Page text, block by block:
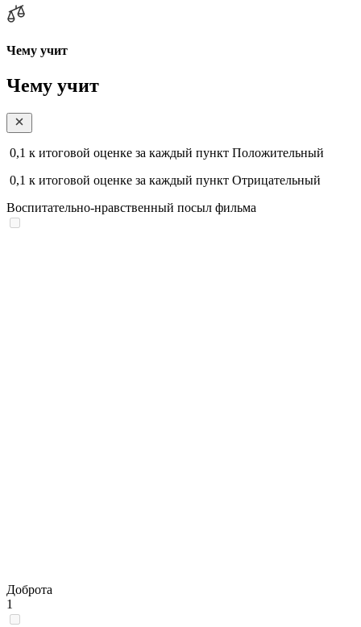
Чему учит
Чему учит
0,1 к итоговой оценке за каждый пункт Положительный
0,1 к итоговой оценке за каждый пункт Отрицательный
Воспитательно-нравственный посыл фильма
Доброта
1